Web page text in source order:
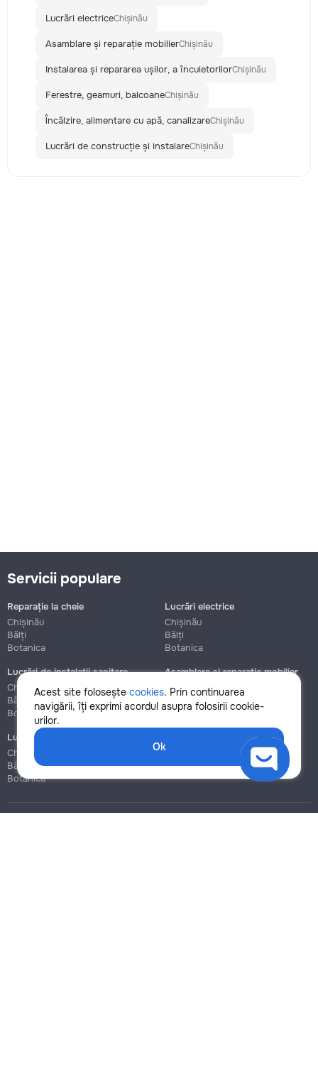
Lucrări electriceChișinău
Asamblare și reparație mobilierChișinău
Instalarea și repararea ușilor, a încuietorilorChișinău
Ferestre, geamuri, balcoaneChișinău
Încălzire, alimentare cu apă, canalizareChișinău
Lucrări de construcție și instalareChișinău
Acest site folosește cookies. Prin continuarea
navigării, îți exprimi acordul asupra folosirii cookie-
urilor.
Ok
Servicii populare
Reparație la cheie
Chișinău
Bălți
Botanica
Lucrări electrice
Chișinău
Bălți
Botanica
Lucrări de instalații sanitare
Chișinău
Bălți
Botanica
Asamblare și reparație mobilier
Chișinău
Botanica
Lucrări de construcție și instalare
Chișinău
Bălți
Botanica